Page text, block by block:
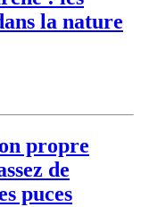
la nature
propre
de
puces